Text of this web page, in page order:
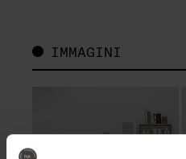
IMMAGINI